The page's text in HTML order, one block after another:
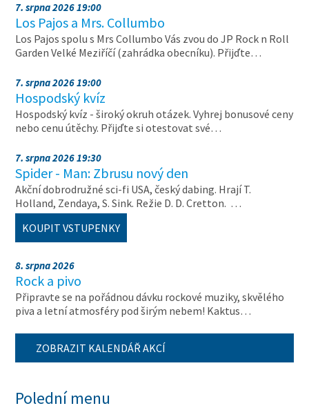
7. srpna 2026 19:00
Los Pajos a Mrs. Collumbo
Los Pajos spolu s Mrs Collumbo Vás zvou do JP Rock n Roll
Garden Velké Meziříčí (zahrádka obecníku). Přijďte…
7. srpna 2026 19:00
Hospodský kvíz
Hospodský kvíz - široký okruh otázek. Vyhrej bonusové ceny
nebo cenu útěchy. Přijďte si otestovat své…
7. srpna 2026 19:30
Spider - Man: Zbrusu nový den
Akční dobrodružné sci-fi USA, český dabing. Hrají T.
Holland, Zendaya, S. Sink. Režie D. D. Cretton. …
KOUPIT VSTUPENKY
8. srpna 2026
Rock a pivo
Připravte se na pořádnou dávku rockové muziky, skvělého
piva a letní atmosféry pod širým nebem! Kaktus…
ZOBRAZIT KALENDÁŘ AKCÍ
Polední menu